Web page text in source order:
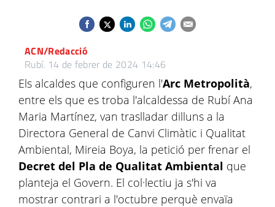
ACN/Redacció
Rubí. 14 de febrer de 2024 14:46
Els alcaldes que configuren l'Arc Metropolità,
entre els que es troba l'alcaldessa de Rubí Ana
Maria Martínez, van traslladar dilluns a la
Directora General de Canvi Climàtic i Qualitat
Ambiental, Mireia Boya, la petició per frenar el
Decret del Pla de Qualitat Ambiental que
planteja el Govern. El col·lectiu ja s'hi va
mostrar contrari a l'octubre perquè envaïa